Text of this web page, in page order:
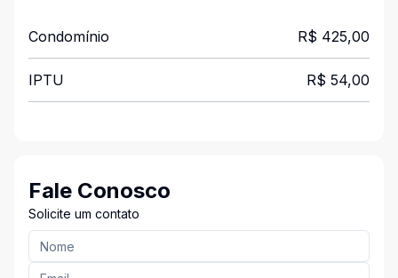
Condomínio R$ 425,00
IPTU R$ 54,00
Fale Conosco
Solicite um contato